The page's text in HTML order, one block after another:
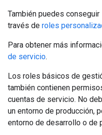
También puedes
través de roles
Para obtener más
de servicio.
Los roles básicos de
también contienen
cuentas de servicio. No
un entorno de producción,
entorno de desarrollo o de